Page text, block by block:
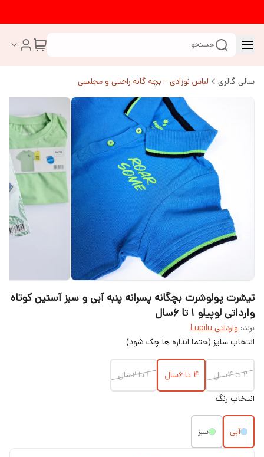
جستجو
سالی گالری لباس نوزادی - بچه گانه راحتی و مجلسی
تیشرت پولوشرت بچگانه پسرانه پنبه آبی و سبز آستین کوتاه
وارداتی لوپیلو ۱ تا ۶سال
برند: وارداتی Lupilu
انتخاب سایز (حتما انداره ها چک شود)
۲ تا ۴سال ۴ تا ۶سال
۱ تا ۲سال
انتخاب رنگ
آبی سبز